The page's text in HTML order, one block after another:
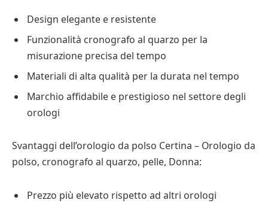
Design elegante e resistente
Funzionalità cronografo al quarzo per la
misurazione precisa del tempo
Materiali di alta qualità per la durata nel tempo
Marchio affidabile e prestigioso nel settore degli
orologi
Svantaggi dell’orologio da polso Certina – Orologio da
polso, cronografo al quarzo, pelle, Donna:
Prezzo più elevato rispetto ad altri orologi